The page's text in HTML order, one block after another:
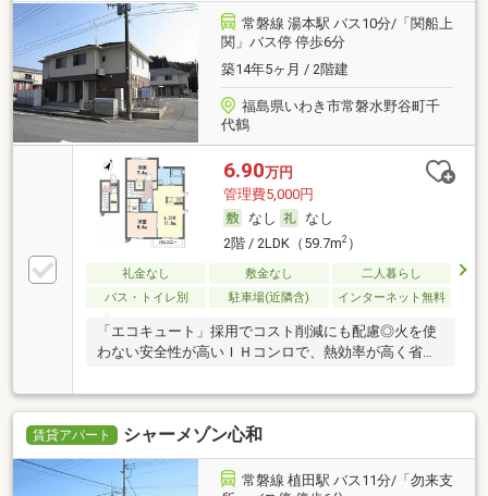
常磐線 湯本駅 バス10分/「関船上
関」バス停 停歩6分
築14年5ヶ月 / 2階建
福島県いわき市常磐水野谷町千
代鶴
6.90万円
管理費5,000円
なし
なし
2階 / 2LDK（59.7m2）
礼金なし 敷金なし
二人暮らし
バス・トイレ別
駐車場(近隣含) インターネット無料
「エコキュート」採用でコスト削減にも配慮◎火を使
わない安全性が高いＩＨコンロで、熱効率が高く省エ
賃貸アパート シャーメゾン心和
常磐線 植田駅 バス11分/「勿来支